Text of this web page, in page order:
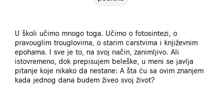
U školi učimo mnogo toga. Učimo o fotosintezi, o
pravouglim trouglovima, o starim carstvima i književnim
epohama. I sve je to, na svoj način, zanimljivo. Ali
istovremeno, dok prepisujem beleške, u meni se javlja
pitanje koje nikako da nestane: A šta ću sa ovim znanjem
kada jednog dana budem živeo svoj život?